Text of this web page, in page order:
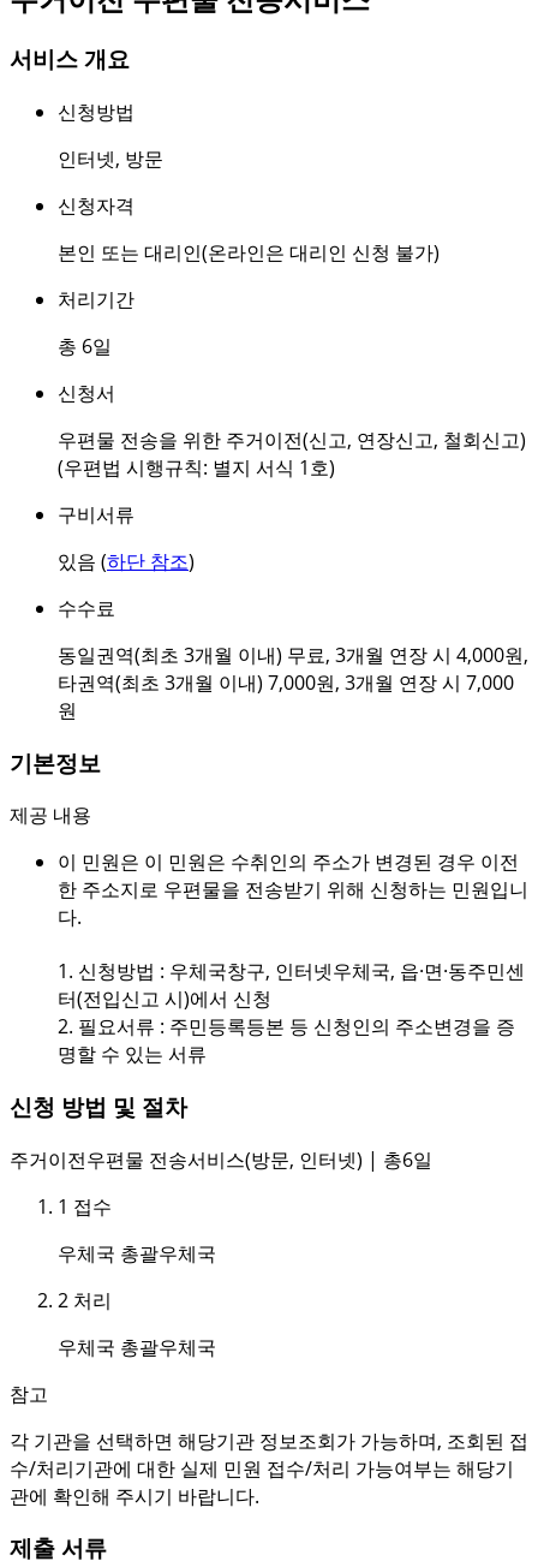
서비스 개요
신청방법
인터넷, 방문
신청자격
본인 또는 대리인(온라인은 대리인 신청 불가)
처리기간
총 6일
신청서
우편물 전송을 위한 주거이전(신고, 연장신고, 철회신고)
(우편법 시행규칙: 별지 서식 1호)
구비서류
있음 (하단 참조)
수수료
동일권역(최초 3개월 이내) 무료, 3개월 연장 시 4,000원,
타권역(최초 3개월 이내) 7,000원, 3개월 연장 시 7,000
원
기본정보
제공 내용
이 민원은 이 민원은 수취인의 주소가 변경된 경우 이전
한 주소지로 우편물을 전송받기 위해 신청하는 민원입니
다.
1. 신청방법 : 우체국창구, 인터넷우체국, 읍·면·동주민센
터(전입신고 시)에서 신청
2. 필요서류 : 주민등록등본 등 신청인의 주소변경을 증
명할 수 있는 서류
신청 방법 및 절차
주거이전우편물 전송서비스(방문, 인터넷) | 총6일
1 접수
우체국 총괄우체국
2 처리
우체국 총괄우체국
참고
각 기관을 선택하면 해당기관 정보조회가 가능하며, 조회된 접
수/처리기관에 대한 실제 민원 접수/처리 가능여부는 해당기
관에 확인해 주시기 바랍니다.
제출 서류